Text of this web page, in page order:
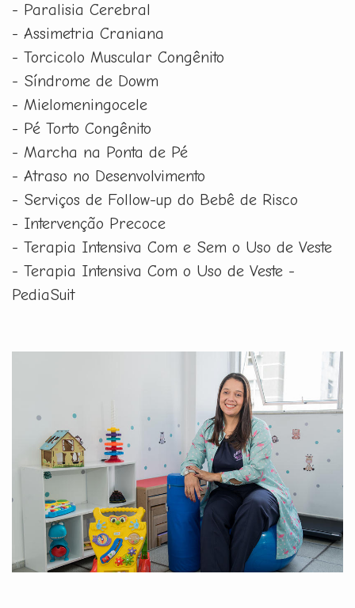
- Paralisia Cerebral
- Assimetria Craniana
- Torcicolo Muscular Congênito
- Síndrome de Dowm
- Mielomeningocele
- Pé Torto Congênito
- Marcha na Ponta de Pé
- Atraso no Desenvolvimento
- Serviços de Follow-up do Bebê de Risco
- Intervenção Precoce
- Terapia Intensiva Com e Sem o Uso de Veste
- Terapia Intensiva Com o Uso de Veste -
PediaSuit